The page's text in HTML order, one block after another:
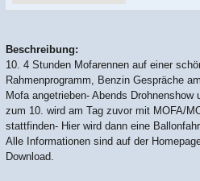
Beschreibung:
10. 4 Stunden Mofarennen auf einer
Rahmenprogramm, Benzin Gespräche
Mofa angetrieben- Abends Drohnenshow
zum 10. wird am Tag zuvor mit MOFA/
stattfinden- Hier wird dann eine
Alle Informationen sind auf der
Download.